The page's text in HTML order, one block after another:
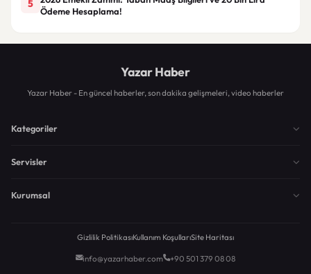
5
Ödeme Hesaplama!
Yazar Haber
Yazar Haber - En güncel haberler, son dakika gelişmeleri, video haberler
Kategoriler
Servisler
Kurumsal
Gizlilik PolitikasıKullanım KoşullarıSite Haritası
info@yazarhaber.com +90 501 379 08 08